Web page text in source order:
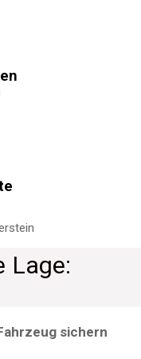
Lage:
sichern